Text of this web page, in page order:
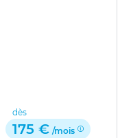
dès
175 € /mois